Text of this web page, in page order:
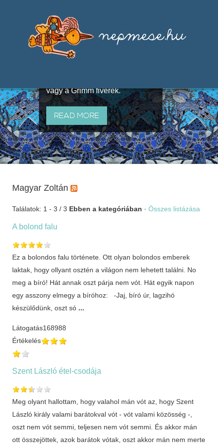
útján terjedő elbeszélésekből,
melyeket olyan ismert gyűjtők
állítottak össze, mint Benedek
vagy a Grimm fivérek.
READ MORE
Magyar Zoltán
Találatok: 1 - 3 / 3 Ebben a kategóriában · Összes listázása
A bolond falu
Ez a bolondos falu története. Ott olyan bolondos emberek
laktak, hogy ollyant osztén a világon nem lehetett találni. No
meg a bíró! Hát annak oszt párja nem vót. Hát egyik napon
egy asszony elmegy a bíróhoz: -Jaj, bíró úr, lagzihó
készülődünk, oszt só ...
Látogatás168988
Értékelés
Szent László étel-csodája
Meg olyant hallottam, hogy valahol mán vót az, hogy Szent
László király valami barátokval vót - vót valami közösség -,
oszt nem vót semmi, teljesen nem vót semmi. És akkor mán
ott összejöttek, azok barátok vótak, oszt akkor mán nem merte